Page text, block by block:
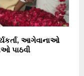
આગેવાનાઓ
પાઠવી